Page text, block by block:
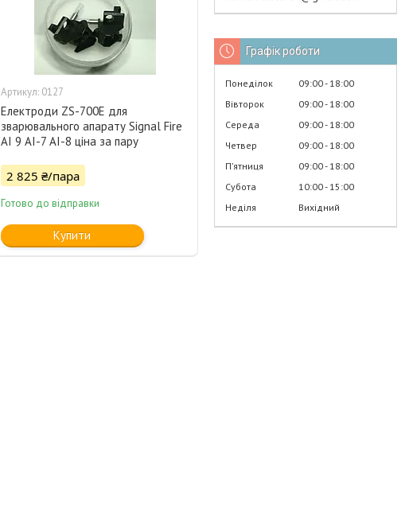
0127
Електроди ZS-700E для
зварювального апарату Signal Fire
AI 9 AI-7 AI-8 ціна за пару
2 825 ₴/пара
Готово до відправки
Купити
Графік роботи
Понеділок 09:00 18:00
Вівторок
09:00 18:00
Середа
09:00 18:00
Четвер
09:00 18:00
Пʼятниця
09:00 18:00
Субота
10:00 15:00
Неділя
Вихідний